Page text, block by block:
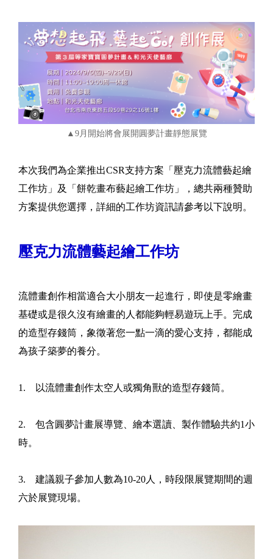
▲9月開始將會展開圓夢計畫靜態展覽
本次我們為企業推出CSR支持方案「壓克力流體藝起繪
工作坊」及「餅乾畫布藝起繪工作坊」，總共兩種贊助
方案提供您選擇，詳細的工作坊資訊請參考以下說明。
壓克力流體藝起繪工作坊
流體畫創作相當適合大小朋友一起進行，即使是零繪畫
基礎或是很久沒有繪畫的人都能夠輕易遊玩上手。完成
的造型存錢筒，象徵著您一點一滴的愛心支持，都能成
為孩子築夢的養分。
1. 以流體畫創作太空人或獨角獸的造型存錢筒。
2. 包含圓夢計畫展導覽、繪本選讀、製作體驗共約1小
時。
3. 建議親子參加人數為10-20人，時段限展覽期間的週
六於展覽現場。